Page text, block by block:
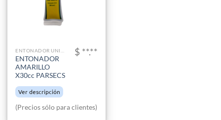
ENTONADOR
AMARILLO
X30cc PARSECS
Ver descripción
$ **.**
(Precios sólo para clientes)